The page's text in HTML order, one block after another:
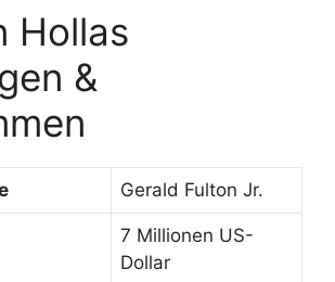
Hollas
&
Gerald Fulton Jr.
7 Millionen US-
Dollar